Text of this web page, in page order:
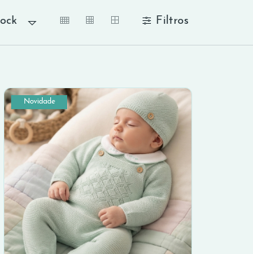
Filtros
Novidade